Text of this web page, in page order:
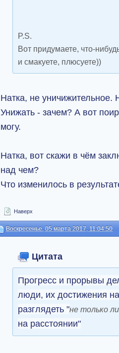
P.S.
Вот придумаете, что-
и смакуете, плюсуете))
Натка, не уничижительное.
Унижать - зачем? А вот
могу.
Натка, вот скажи в чём
над чем?
Что изменилось в
Наверх
Воскресенье, 05 марта 2017, 11:04:50
Цитата
Прогресс и прорывы
люди, их достижения
разглядеть "не только
на расстоянии"